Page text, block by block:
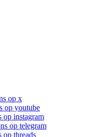
op x
op youtube
op instagram
op telegram
op threads